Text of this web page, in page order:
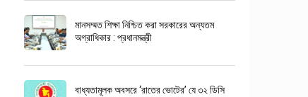
মানসম্মত শিক্ষা নিশ্চিত করা সরকারের অন্যতম
অগ্রাধিকার : প্রধানমন্ত্রী
বাধ্যতামূলক অবসরে ‘রাতের ভোটের’ যে ৩২ ডিসি